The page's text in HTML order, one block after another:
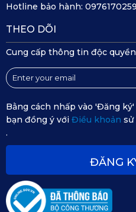
Hotline bảo hành: 0976170259
THEO DÕI
Cung cấp thông tin độc
Bằng cách nhấp vào 'Đăng ký'
bạn đồng ý với Điều khoản sử
.
ĐĂNG